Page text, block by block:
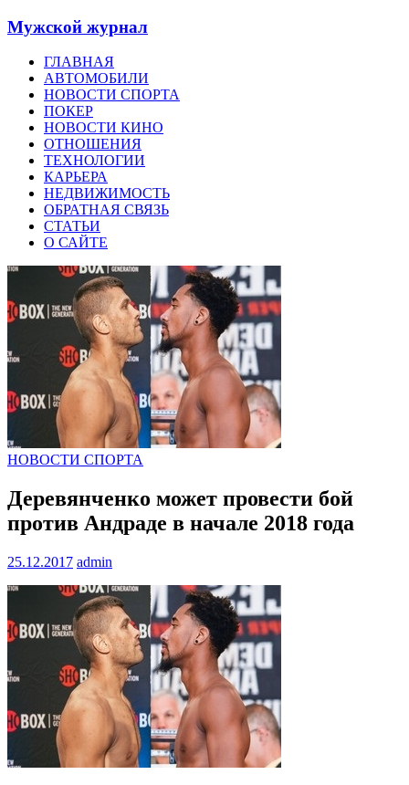
Мужской журнал
ГЛАВНАЯ
АВТОМОБИЛИ
НОВОСТИ СПОРТА
ПОКЕР
НОВОСТИ КИНО
ОТНОШЕНИЯ
ТЕХНОЛОГИИ
КАРЬЕРА
НЕДВИЖИМОСТЬ
ОБРАТНАЯ СВЯЗЬ
СТАТЬИ
О САЙТЕ
НОВОСТИ СПОРТА
Деревянченко может провести бой
против Андраде в начале 2018 года
25.12.2017 admin